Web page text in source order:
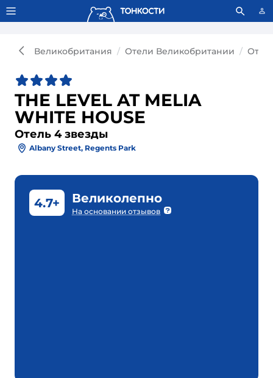
Тонкости используют сookie-файлы. Что это значит?
Великобритания Отели Великобритании
THE LEVEL AT MELIA
WHITE HOUSE
Отель 4 звезды
Albany Street, Regents Park
4.7+ Великолепно
На основании отзывов